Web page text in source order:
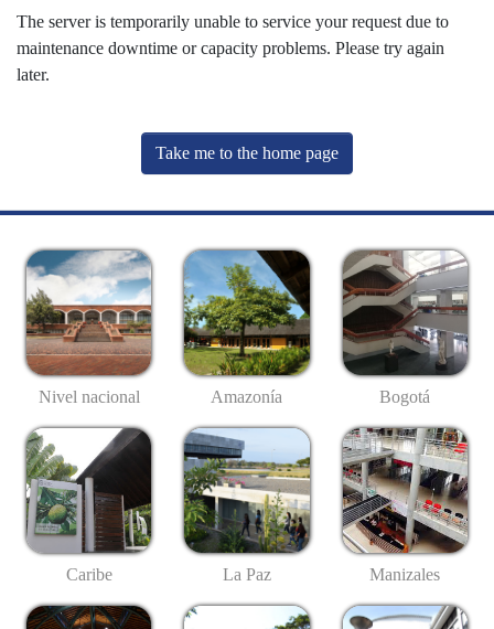
The server is temporarily unable to service your request due to
maintenance downtime or capacity problems. Please try again
later.
Take me to the home page
Nivel nacional Amazonía Bogotá
Caribe La Paz Manizales